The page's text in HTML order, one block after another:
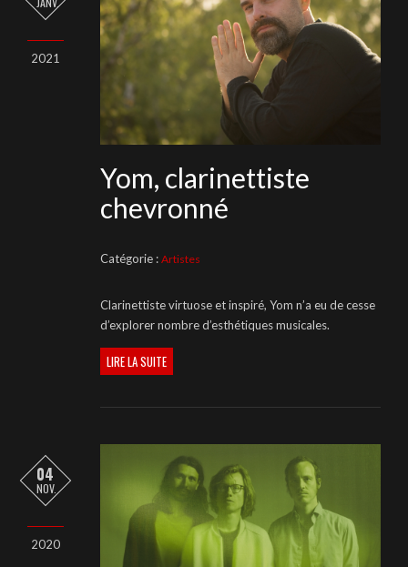
2021
Yom, clarinettiste
chevronné
Catégorie : Artistes
Clarinettiste virtuose et inspiré, Yom n’a eu de cesse
d’explorer nombre d’esthétiques musicales.
LIRE LA SUITE
04
NOV.
2020